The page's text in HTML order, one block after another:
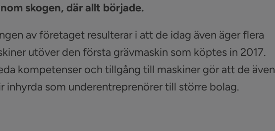
skogen, där allt började.
av företaget resulterar i att de idag även äger flera
utöver den första grävmaskin som köptes in 2017.
kompetenser och tillgång till maskiner gör att de även
inhyrda som underentreprenörer till större bolag.